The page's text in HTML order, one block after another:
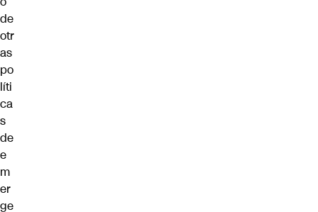
de
otr
as
po
líti
ca
s
de
e
m
er
ge